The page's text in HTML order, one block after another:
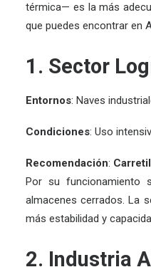
térmica— es la más
que puedes encontrar en
1. Sector
Entornos: Naves
Condiciones: Uso
Recomendación:
Por su funcionamiento
almacenes cerrados. La
más estabilidad y
2. Industria